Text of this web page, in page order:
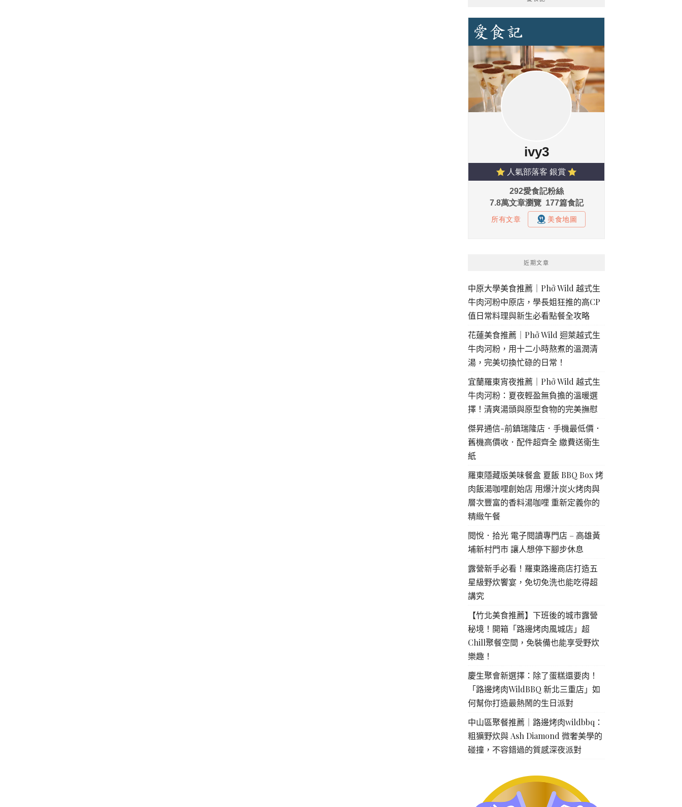
近期文章
中原大學美食推薦｜Phở Wild 越式生
牛肉河粉中原店，學長姐狂推的高CP
值日常料理與新生必看點餐全攻略
花蓮美食推薦｜Phở Wild 迴萊越式生
牛肉河粉，用十二小時熬煮的溫潤清
湯，完美切換忙碌的日常！
宜蘭羅東宵夜推薦｜Phở Wild 越式生
牛肉河粉：夏夜輕盈無負擔的溫暖選
擇！清爽湯頭與原型食物的完美撫慰
傑昇通信-前鎮瑞隆店．手機最低價．
舊機高價收．配件超齊全 繳費送衛生
紙
羅東隱藏版美味餐盒 夏飯 BBQ Box 烤
肉飯湯咖哩創始店 用爆汁炭火烤肉與
層次豐富的香料湯咖哩 重新定義你的
精緻午餐
閱悅．拾光 電子閱讀專門店 – 高雄黃
埔新村門市 讓人想停下腳步休息
露營新手必看！羅東路邊商店打造五
星級野炊饗宴，免切免洗也能吃得超
講究
【竹北美食推薦】下班後的城市露營
秘境！開箱「路邊烤肉風城店」超
Chill聚餐空間，免裝備也能享受野炊
樂趣！
慶生聚會新選擇：除了蛋糕還要肉！
「路邊烤肉WildBBQ 新北三重店」如
何幫你打造最熱鬧的生日派對
中山區聚餐推薦｜路邊烤肉wildbbq：
粗獷野炊與 Ash Diamond 微奢美學的
碰撞，不容錯過的質感深夜派對